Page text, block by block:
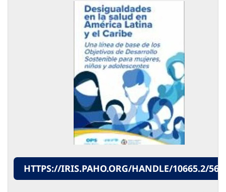
HTTPS://IRIS.PAHO.ORG/HANDLE/10665.2/